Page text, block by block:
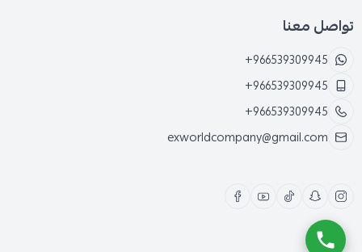
تواصل معنا
+966539309945
+966539309945
+966539309945
exworldcompany@gmail.com